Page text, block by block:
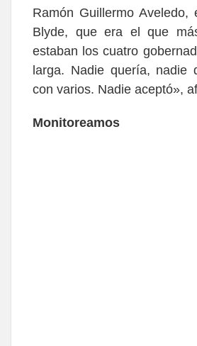
Ramón Guillermo Aveledo,
Blyde, que era el que
estaban los cuatro
larga. Nadie quería, nadie
con varios. Nadie aceptó»,
Monitoreamos